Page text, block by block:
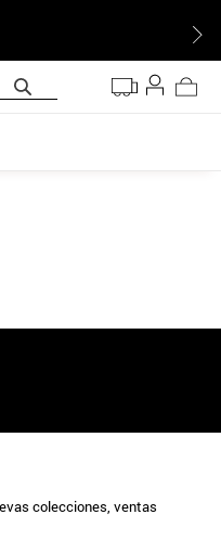
colecciones, ventas